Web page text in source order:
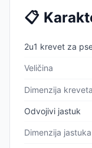
📋
2u1 krevet za
Veličina
Dimenzija kreveta
Odvojivi jastuk
Dimenzija jastuka